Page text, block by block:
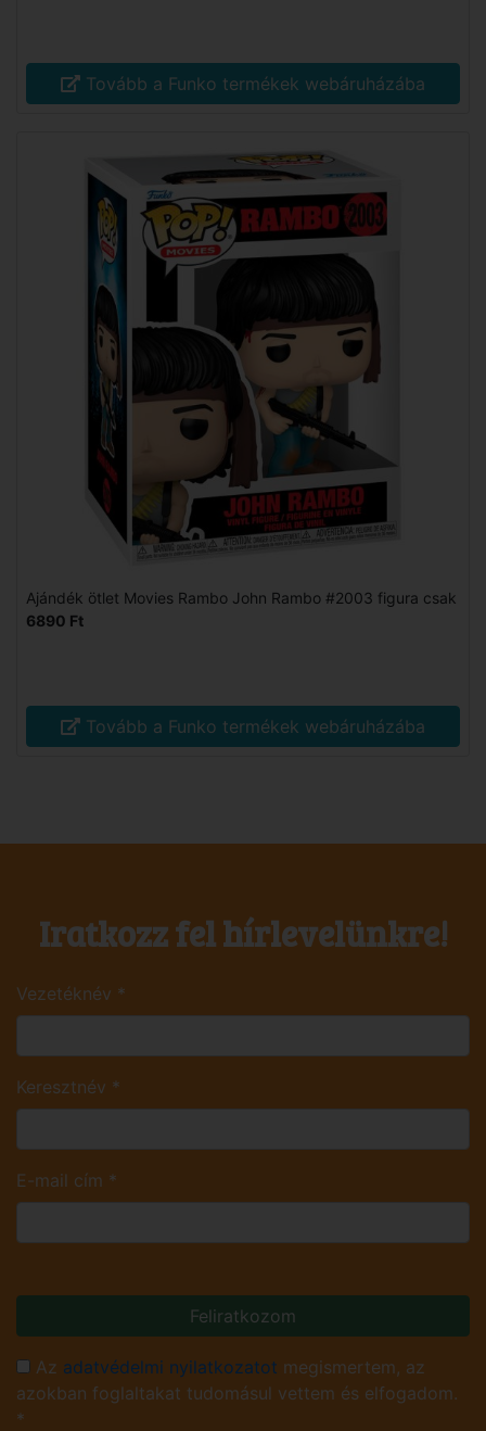
Tovább a Funko termékek webáruházába
Ajándék ötlet Movies Rambo John Rambo #2003 figura csak
6890 Ft
Tovább a Funko termékek webáruházába
Iratkozz fel hírlevelünkre!
Vezetéknév *
Keresztnév *
E-mail cím *
Feliratkozom
Az adatvédelmi nyilatkozatot megismertem, az
azokban foglaltakat tudomásul vettem és elfogadom.
*